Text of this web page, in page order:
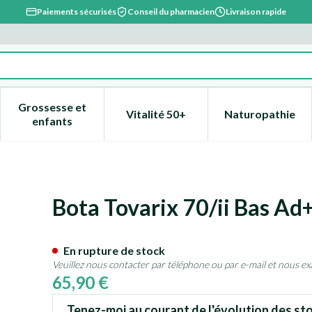
Paiements sécurisés Conseil du pharmacien Livraison rapide
Beauté, soins et hygiène
menu pour la catégorie Régime, alimentation &
Grossesse et
enfantsAfficher le sous-menu pour la catégorie
Vitalité 50+Afficher le sous-menu pour la
Naturopathie
Afficher
Beige Small
Bota Tovarix 70/ii Bas
65,90 €
En rupture de stock
Veuillez nous contacter par téléphone ou par e-mail et nous